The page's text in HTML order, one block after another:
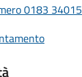
0183 34015